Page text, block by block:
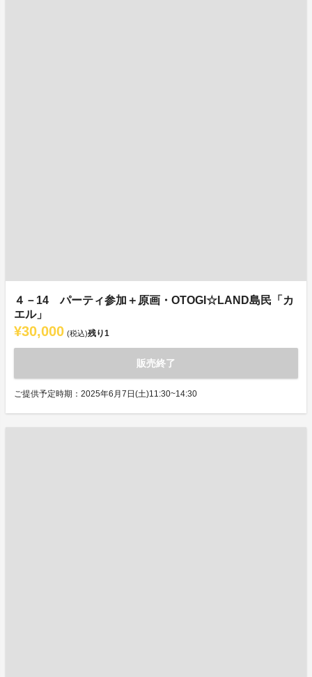
４－14 パーティ参加＋原画・OTOGI☆LAND島民「カ
エル」
¥30,000 (税込)残り1
販売終了
ご提供予定時期：2025年6月7日(土)11:30~14:30